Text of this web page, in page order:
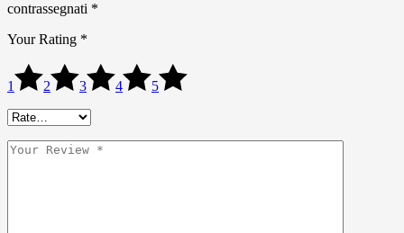
contrassegnati *
Your Rating *
1 2 3 4 5